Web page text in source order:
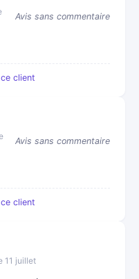
Avis sans commentaire
client
Avis sans commentaire
client
11 juillet